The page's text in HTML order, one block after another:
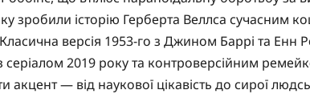
зробили історію Герберта Веллса сучасним
Класична версія 1953-го з Джином Баррі та Енн
серіалом 2019 року та контроверсійним
— від наукової цікавість до сирої